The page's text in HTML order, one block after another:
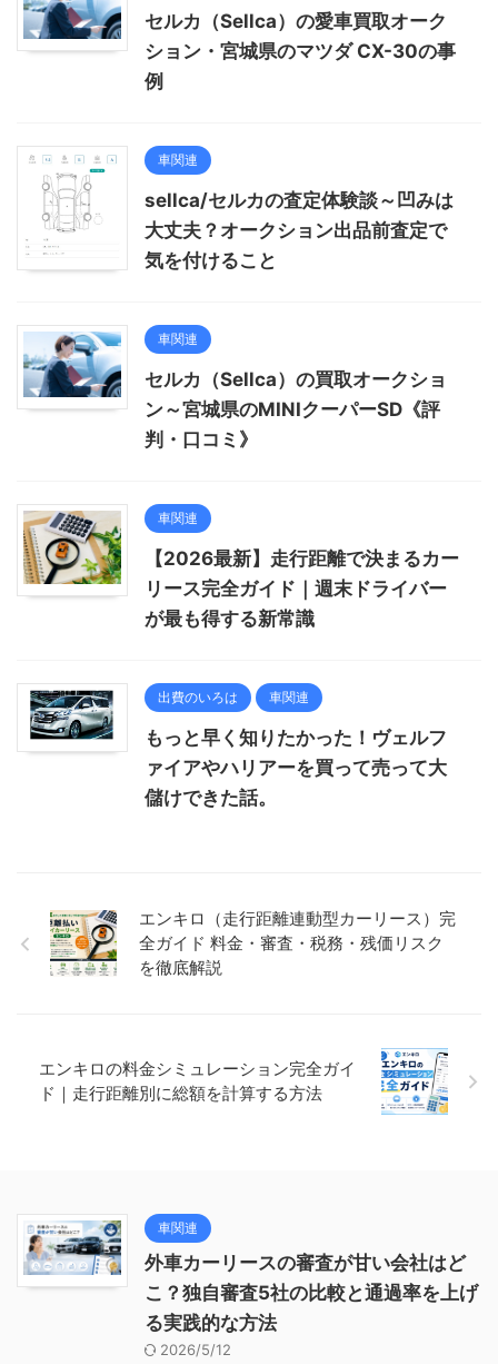
セルカ（Sellca）の愛車買取オーク
ション・宮城県のマツダ CX-30の事
例
車関連
sellca/セルカの査定体験談～凹みは
大丈夫？オークション出品前査定で
気を付けること
車関連
セルカ（Sellca）の買取オークショ
ン～宮城県のMINIクーパーSD《評
判・口コミ》
車関連
【2026最新】走行距離で決まるカー
リース完全ガイド｜週末ドライバー
が最も得する新常識
出費のいろは 車関連
もっと早く知りたかった！ヴェルフ
ァイアやハリアーを買って売って大
儲けできた話。
エンキロ（走行距離連動型カーリース）完
全ガイド 料金・審査・税務・残価リスク
を徹底解説
エンキロの料金シミュレーション完全ガイ
ド｜走行距離別に総額を計算する方法
車関連
外車カーリースの審査が甘い会社はど
こ？独自審査5社の比較と通過率を上げ
る実践的な方法
2026/5/12